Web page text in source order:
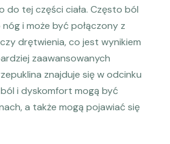
do tej części ciała. Często ból
i może być połączony z
drętwienia, co jest wynikiem
zaawansowanych
znajduje się w odcinku
i dyskomfort mogą być
a także mogą pojawiać się